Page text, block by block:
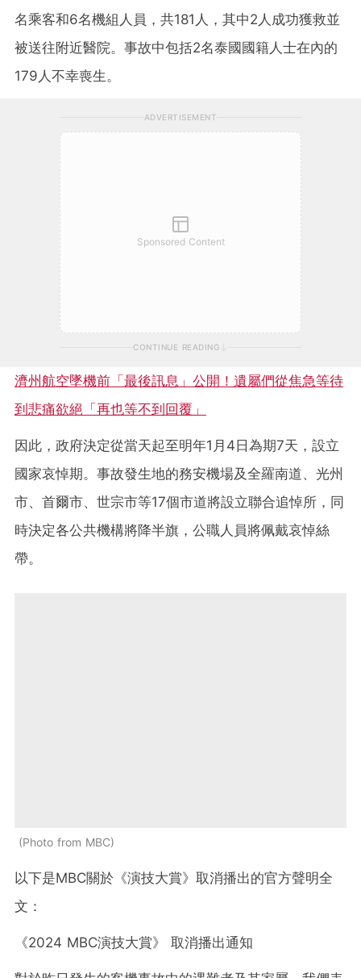
名乘客和6名機組人員，共181人，其中2人成功獲救並
被送往附近醫院。事故中包括2名泰國國籍人士在內的
179人不幸喪生。
ADVERTISEMENT
Sponsored Content
CONTINUE READING
濟州航空墜機前「最後訊息」公開！遺屬們從焦急等待
到悲痛欲絕「再也等不到回覆」
因此，政府決定從當天起至明年1月4日為期7天，設立
國家哀悼期。事故發生地的務安機場及全羅南道、光州
市、首爾市、世宗市等17個市道將設立聯合追悼所，同
時決定各公共機構將降半旗，公職人員將佩戴哀悼絲
帶。
Photo from MBC
以下是MBC關於《演技大賞》取消播出的官方聲明全
文：
《2024 MBC演技大賞》 取消播出通知